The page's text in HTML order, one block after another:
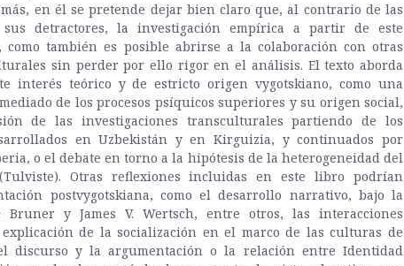
en él se pretende dejar bien claro que, al contrario de las
detractores, la investigación empírica a partir de este
como también es posible abrirse a la colaboración con otras
sin perder por ello rigor en el análisis. El texto aborda
interés teórico y de estricto origen vygotskiano, como una
de los procesos psíquicos superiores y su origen social,
de las investigaciones transculturales partiendo de los
en Uzbekistán y en Kirguizia, y continuados por
o el debate en torno a la hipótesis de la heterogeneidad del
Otras reflexiones incluidas en este libro podrían
postvygotskiana, como el desarrollo narrativo, bajo la
Bruner y James V. Wertsch, entre otros, las interacciones
de la socialización en el marco de las culturas de
discurso y la argumentación o la relación entre Identidad